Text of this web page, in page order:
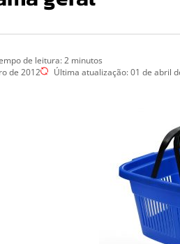
de leitura:2 minutos
de 2012
Última atualização: 01 de abril
Esgotos
Dedetização
Controle de Pragas
Repelência a Pombos